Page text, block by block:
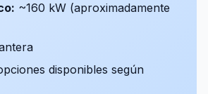
~160 kW (aproximadamente
disponibles según